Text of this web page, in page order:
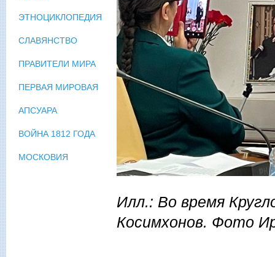
Илл.: Во время
Косимхонов. Фото
ЭТНОЦИКЛОПЕДИЯ
СЛАВЯНСТВО
ПРАВИТЕЛИ МИРА
ПЕРВАЯ МИРОВАЯ
АПСУАРА
ВОЙНА 1812 ГОДА
МОСКОВИЯ